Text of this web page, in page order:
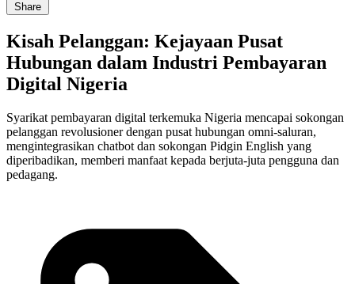
Share
Kisah Pelanggan: Kejayaan Pusat
Hubungan dalam Industri Pembayaran
Digital Nigeria
Syarikat pembayaran digital terkemuka Nigeria mencapai sokongan
pelanggan revolusioner dengan pusat hubungan omni-saluran,
mengintegrasikan chatbot dan sokongan Pidgin English yang
diperibadikan, memberi manfaat kepada berjuta-juta pengguna dan
pedagang.